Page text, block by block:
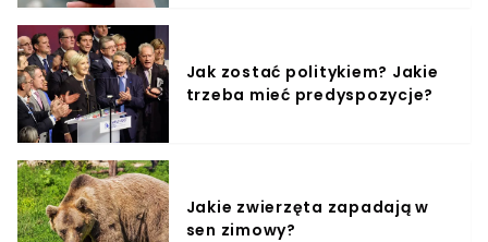
Jak zostać politykiem? Jakie
trzeba mieć predyspozycje?
Jakie zwierzęta zapadają w
sen zimowy?